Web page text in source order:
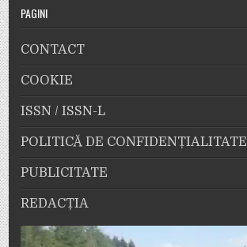
PAGINI
CONTACT
COOKIE
ISSN / ISSN-L
POLITICĂ DE CONFIDENȚIALITATE
PUBLICITATE
REDACȚIA